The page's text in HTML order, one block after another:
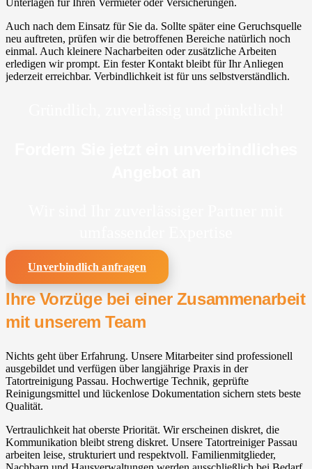
Unterlagen für Ihren Vermieter oder Versicherungen.
Auch nach dem Einsatz für Sie da. Sollte später eine Geruchsquelle
neu auftreten, prüfen wir die betroffenen Bereiche natürlich noch
einmal. Auch kleinere Nacharbeiten oder zusätzliche Arbeiten
erledigen wir prompt. Ein fester Kontakt bleibt für Ihr Anliegen
jederzeit erreichbar. Verbindlichkeit ist für uns selbstverständlich.
Unverbindlich anfragen
Ihre Vorzüge bei einer Zusammenarbeit
mit unserem Team
Nichts geht über Erfahrung. Unsere Mitarbeiter sind professionell
ausgebildet und verfügen über langjährige Praxis in der
Tatortreinigung Passau. Hochwertige Technik, geprüfte
Reinigungsmittel und lückenlose Dokumentation sichern stets beste
Qualität.
Vertraulichkeit hat oberste Priorität. Wir erscheinen diskret, die
Kommunikation bleibt streng diskret. Unsere Tatortreiniger Passau
arbeiten leise, strukturiert und respektvoll. Familienmitglieder,